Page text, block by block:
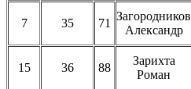
7 35 71
Загородников
Александр
15 36 88
Зарихта
Роман